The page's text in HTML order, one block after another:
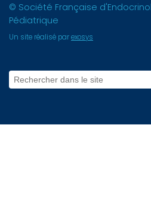
© Société Française
Pédiatrique
Un site réalisé parexosys